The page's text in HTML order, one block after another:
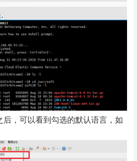
，可以看到勾选的默认语言，如